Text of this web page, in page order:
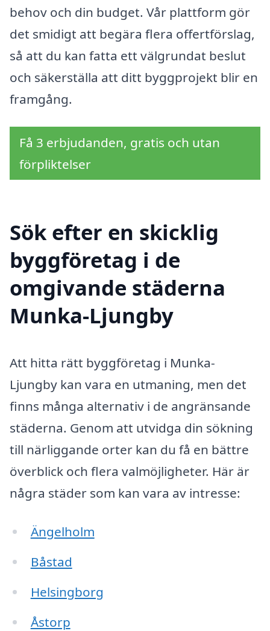
behov och din budget. Vår plattform gör
det smidigt att begära flera offertförslag,
så att du kan fatta ett välgrundat beslut
och säkerställa att ditt byggprojekt blir en
framgång.
Få 3 erbjudanden, gratis och utan
förpliktelser
Sök efter en skicklig
byggföretag i de
omgivande städerna
Munka-Ljungby
Att hitta rätt byggföretag i Munka-
Ljungby kan vara en utmaning, men det
finns många alternativ i de angränsande
städerna. Genom att utvidga din sökning
till närliggande orter kan du få en bättre
överblick och flera valmöjligheter. Här är
några städer som kan vara av intresse:
Ängelholm
Båstad
Helsingborg
Åstorp